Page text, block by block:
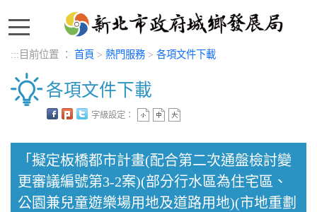
::: 目前位置 ： 首頁 > 熱門服務 > 各項文件下載
各項文件下載
字級設定：
「擬定板橋都市計畫(配合第二次通盤檢討變
更審議編號第3-2案)(部分行水區為住宅區、
公園兼兒童遊樂場用地及道路用地)(市地重劃